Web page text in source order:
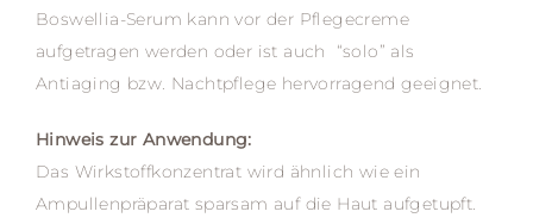
Boswellia-Serum kann vor der Pflegecreme
aufgetragen werden oder ist auch “solo” als
Antiaging bzw. Nachtpflege hervorragend geeignet.
Hinweis zur Anwendung:
Das Wirkstoffkonzentrat wird ähnlich wie ein
Ampullenpräparat sparsam auf die Haut aufgetupft.